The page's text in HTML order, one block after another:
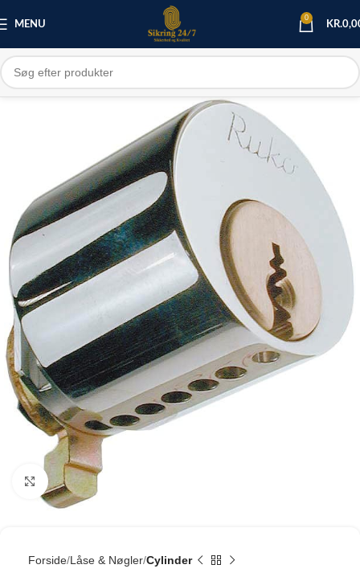
MENU
0
KR.
Click to enlarge
Forside Låse & Nøgler Cylinder